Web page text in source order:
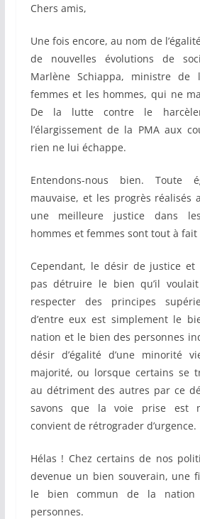
Chers amis,
Une fois encore, au nom de
de nouvelles évolutions de
Marlène Schiappa, ministre de
femmes et les hommes, qui ne
De la lutte contre le
l’élargissement de la PMA aux
rien ne lui échappe.
Entendons-nous bien. Toute
mauvaise, et les progrès réalisés
une meilleure justice dans
hommes et femmes sont tout à
Cependant, le désir de justice et
pas détruire le bien qu’il
respecter des principes
d’entre eux est simplement le
nation et le bien des personnes
désir d’égalité d’une minorité
majorité, ou lorsque certains se
au détriment des autres par ce
savons que la voie prise est
convient de rétrograder d’urgence.
Hélas ! Chez certains de nos
devenue un bien souverain, une
le bien commun de la
personnes.